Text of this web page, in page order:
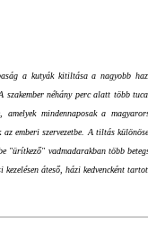
a kutyák kitiltása a nagyobb
szakember néhány perc alatt több
amelyek mindennaposak a
emberi szervezetbe. A tiltás
"ürítkező" vadmadarakban több
áteső, házi kedvencként